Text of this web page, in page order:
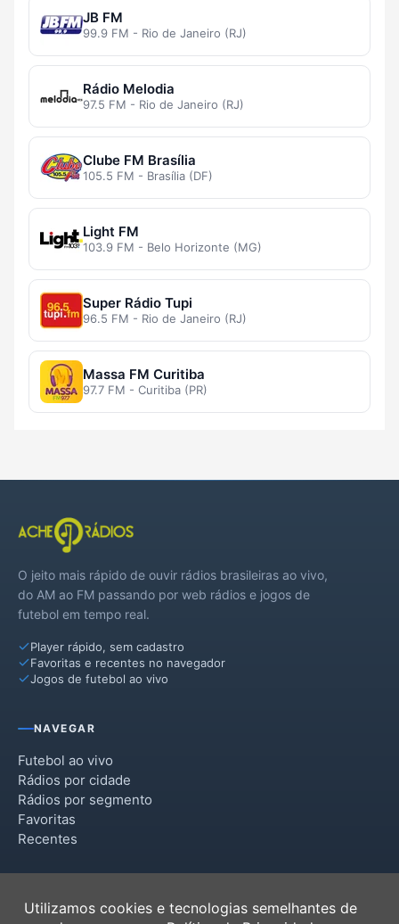
JB FM
99.9 FM - Rio de Janeiro (RJ)
Rádio Melodia
97.5 FM - Rio de Janeiro (RJ)
Clube FM Brasília
105.5 FM - Brasília (DF)
Light FM
103.9 FM - Belo Horizonte (MG)
Super Rádio Tupi
96.5 FM - Rio de Janeiro (RJ)
Massa FM Curitiba
97.7 FM - Curitiba (PR)
O jeito mais rápido de ouvir rádios brasileiras ao vivo,
do AM ao FM passando por web rádios e jogos de
futebol em tempo real.
Player rápido, sem cadastro
Favoritas e recentes no navegador
Jogos de futebol ao vivo
NAVEGAR
Futebol ao vivo
Rádios por cidade
Rádios por segmento
Favoritas
Recentes
Utilizamos cookies e tecnologias semelhantes de